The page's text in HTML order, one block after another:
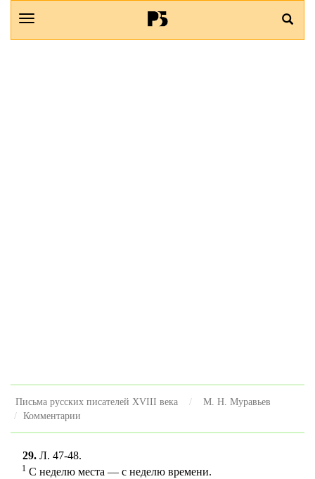
Письма русских писателей XVIII века
М. Н. Муравьев
Комментарии
29. Л. 47-48.
1 С неделю места — с неделю времени.